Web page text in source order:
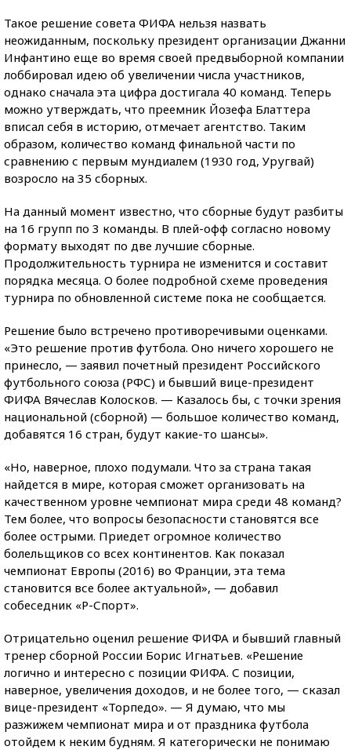
Такое решение совета ФИФА нельзя назвать
неожиданным, поскольку президент организации Джанни
Инфантино еще во время своей предвыборной компании
лоббировал идею об увеличении числа участников,
однако сначала эта цифра достигала 40 команд. Теперь
можно утверждать, что преемник Йозефа Блаттера
вписал себя в историю, отмечает агентство. Таким
образом, количество команд финальной части по
сравнению с первым мундиалем (1930 год, Уругвай)
возросло на 35 сборных.
На данный момент известно, что сборные будут разбиты
на 16 групп по 3 команды. В плей-офф согласно новому
формату выходят по две лучшие сборные.
Продолжительность турнира не изменится и составит
порядка месяца. О более подробной схеме проведения
турнира по обновленной системе пока не сообщается.
Решение было встречено противоречивыми оценками.
«Это решение против футбола. Оно ничего хорошего не
принесло, — заявил почетный президент Российского
футбольного союза (РФС) и бывший вице-президент
ФИФА Вячеслав Колосков. — Казалось бы, с точки зрения
национальной (сборной) — большое количество команд,
добавятся 16 стран, будут какие-то шансы».
«Но, наверное, плохо подумали. Что за страна такая
найдется в мире, которая сможет организовать на
качественном уровне чемпионат мира среди 48 команд?
Тем более, что вопросы безопасности становятся все
более острыми. Приедет огромное количество
болельщиков со всех континентов. Как показал
чемпионат Европы (2016) во Франции, эта тема
становится все более актуальной», — добавил
собеседник «Р-Спорт».
Отрицательно оценил решение ФИФА и бывший главный
тренер сборной России Борис Игнатьев. «Решение
логично и интересно с позиции ФИФА. С позиции,
наверное, увеличения доходов, и не более того, — сказал
вице-президент «Торпедо». — Я думаю, что мы
разжижем чемпионат мира и от праздника футбола
отойдем к неким будням. Я категорически не понимаю